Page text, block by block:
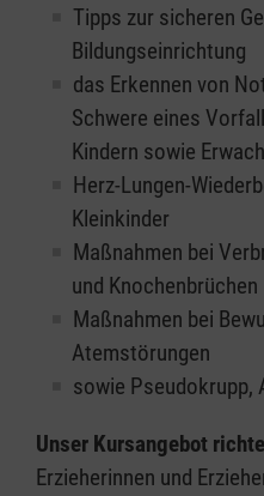
Tipps zur sicheren
Bildungseinrichtung
das Erkennen von
Schwere eines
Kindern sowie
Herz-Lungen-
Kleinkinder
Maßnahmen bei
und Knochenbrüchen
Maßnahmen bei
Atemstörungen
sowie Pseudokrupp,
Unser Kursangebot
Erzieherinnen und